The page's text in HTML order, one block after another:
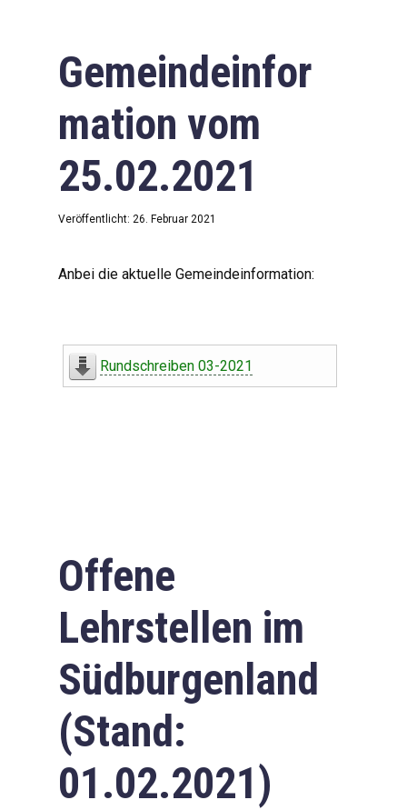
Downloads
Impressum
Datenschutzerklärung
Gemeindeinfor
mation vom
25.02.2021
Veröffentlicht: 26. Februar 2021
Anbei die aktuelle Gemeindeinformation:
Rundschreiben 03-2021
Offene
Lehrstellen im
Südburgenland
(Stand:
01.02.2021)